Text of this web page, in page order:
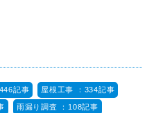
記事 屋根工事 ：334記事
雨漏り調査 ：108記事